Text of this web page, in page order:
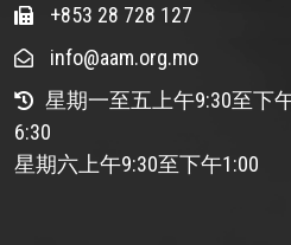
+853 28 728 127
info@aam.org.mo
星期一至五上午9:30至下
6:30
星期六上午9:30至下午1:00